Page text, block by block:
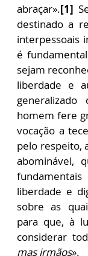
abraçar».[1]
destinado a
interpessoais
é
sejam
liberdade e
homem fere
vocação a
pelo respeito,
abominável,
liberdade e
sobre as
para que, à
considerar
mas irmãos».